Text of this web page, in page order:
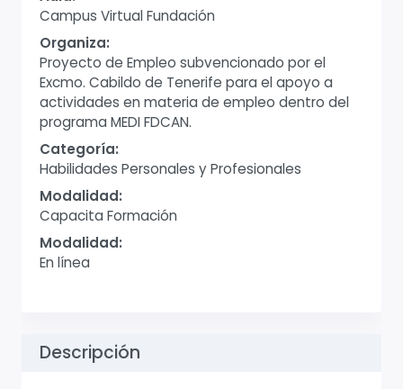
Campus Virtual Fundación
Organiza:
Proyecto de Empleo subvencionado por el
Excmo. Cabildo de Tenerife para el apoyo a
actividades en materia de empleo dentro del
programa MEDI FDCAN.
Categoría:
Habilidades Personales y Profesionales
Modalidad:
Capacita Formación
Modalidad:
En línea
Descripción